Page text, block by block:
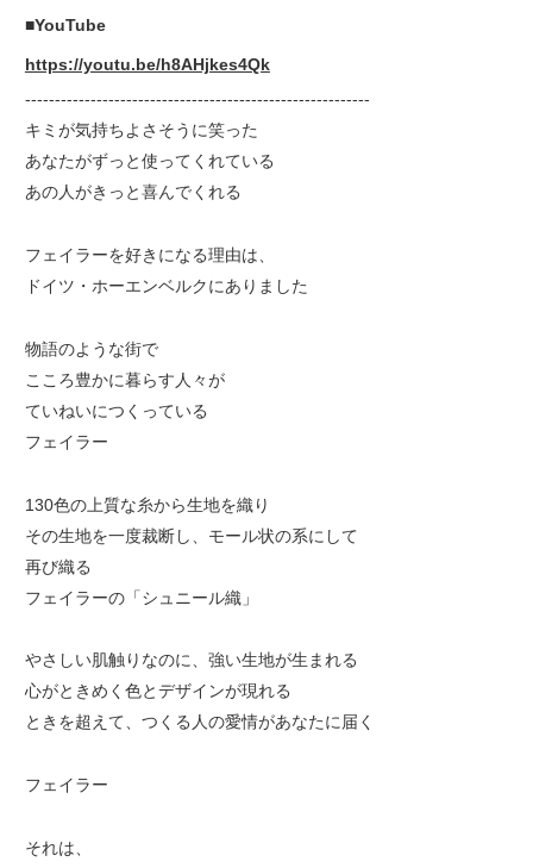
■YouTube
https://youtu.be/h8AHjkes4Qk
----------------------------------------------------------
キミが気持ちよさそうに笑った
あなたがずっと使ってくれている
あの人がきっと喜んでくれる
フェイラーを好きになる理由は、
ドイツ・ホーエンベルクにありました
物語のような街で
こころ豊かに暮らす人々が
ていねいにつくっている
フェイラー
130色の上質な糸から生地を織り
その生地を一度裁断し、モール状の系にして
再び織る
フェイラーの「シュニール織」
やさしい肌触りなのに、強い生地が生まれる
心がときめく色とデザインが現れる
ときを超えて、つくる人の愛情があなたに届く
フェイラー
それは、